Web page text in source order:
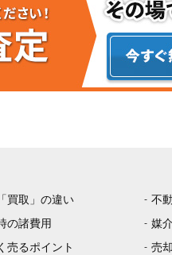
買取」の違い
の諸費用
売るポイント
不
媒
売